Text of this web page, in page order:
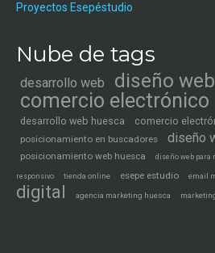
Proyectos Esepéstudio
Nube de tags
desarrollo web
diseño
comercio electrónico
desarrollo web huesca comercio
posicionamiento en buscadores diseño
posicionamiento web huesca
diseño web para
responsivo tienda online esepe estudio email
digital
agencia marketing huesca